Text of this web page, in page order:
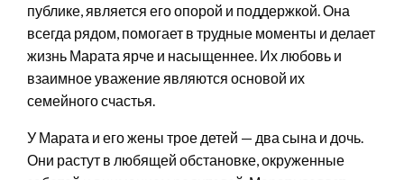
публике, является его опорой и поддержкой. Она
всегда рядом, помогает в трудные моменты и делает
жизнь Марата ярче и насыщеннее. Их любовь и
взаимное уважение являются основой их
семейного счастья.
У Марата и его жены трое детей — два сына и дочь.
Они растут в любящей обстановке, окруженные